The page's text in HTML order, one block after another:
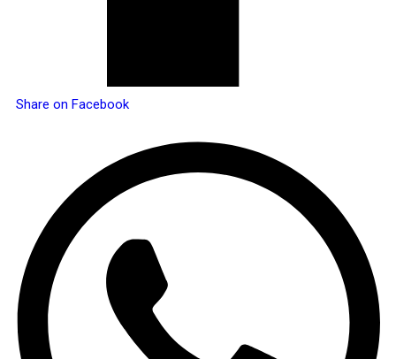
Share on Facebook